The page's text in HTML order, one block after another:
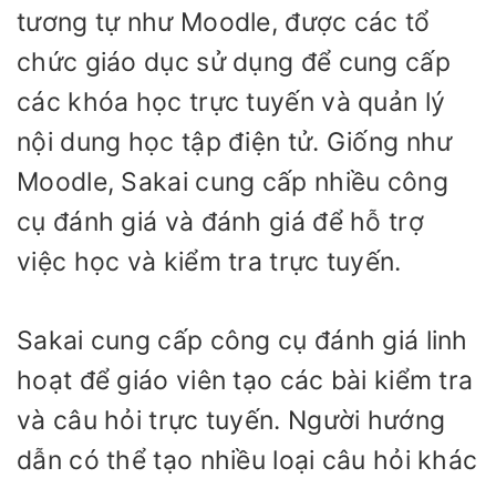
tương tự như Moodle, được các tổ
chức giáo dục sử dụng để cung cấp
các khóa học trực tuyến và quản lý
nội dung học tập điện tử. Giống như
Moodle, Sakai cung cấp nhiều công
cụ đánh giá và đánh giá để hỗ trợ
việc học và kiểm tra trực tuyến.
Sakai cung cấp công cụ đánh giá linh
hoạt để giáo viên tạo các bài kiểm tra
và câu hỏi trực tuyến. Người hướng
dẫn có thể tạo nhiều loại câu hỏi khác